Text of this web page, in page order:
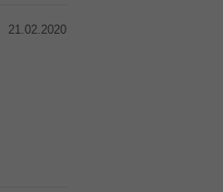
21.02.2020